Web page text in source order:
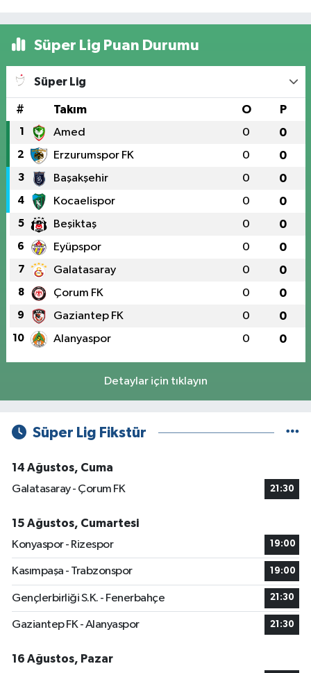
Süper Lig Puan Durumu
Süper Lig
# Takım O P
1 Amed 0 0
2 Erzurumspor FK 0 0
3 Başakşehir 0 0
4 Kocaelispor 0 0
5 Beşiktaş 0 0
6 Eyüpspor 0 0
7 Galatasaray 0 0
8 Çorum FK 0 0
9 Gaziantep FK 0 0
10 Alanyaspor 0 0
Detaylar için tıklayın
Süper Lig Fikstür
14 Ağustos, Cuma
Galatasaray - Çorum FK
21:30
15 Ağustos, Cumartesi
Konyaspor - Rizespor
19:00
Kasımpaşa - Trabzonspor 19:00
Gençlerbirliği S.K. - Fenerbahçe 21:30
Gaziantep FK - Alanyaspor 21:30
16 Ağustos, Pazar